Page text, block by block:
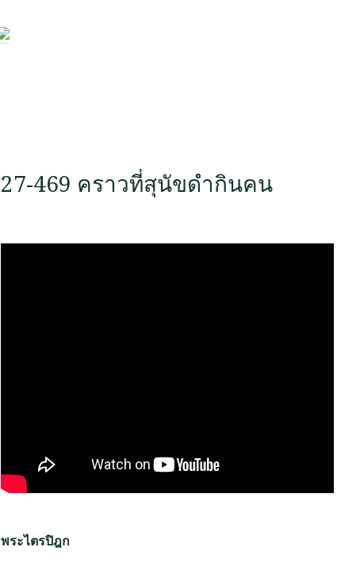
27-469 คราวที่สุนัขดำกินคน
พระไตรปิฎก